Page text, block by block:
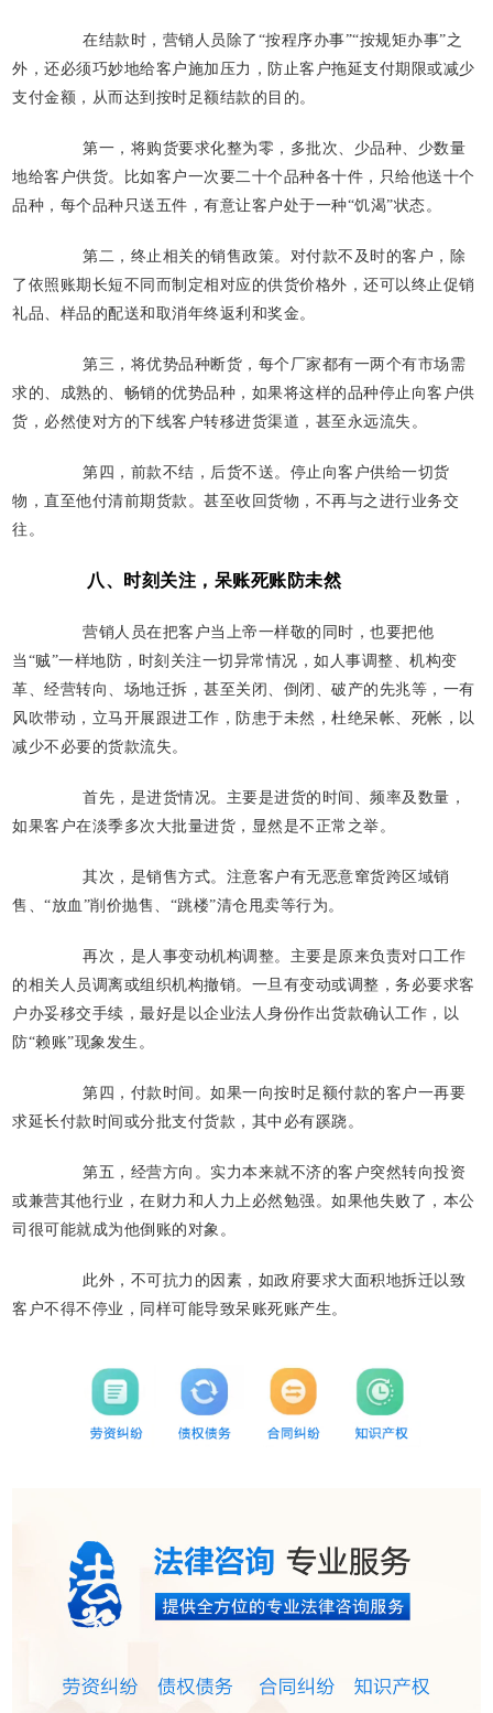
在结款时，营销人员除了“按程序办事”“按规矩办事”之
外，还必须巧妙地给客户施加压力，防止客户拖延支付期限或减少
支付金额，从而达到按时足额结款的目的。
第一，将购货要求化整为零，多批次、少品种、少数量
地给客户供货。比如客户一次要二十个品种各十件，只给他送十个
品种，每个品种只送五件，有意让客户处于一种“饥渴”状态。
第二，终止相关的销售政策。对付款不及时的客户，除
了依照账期长短不同而制定相对应的供货价格外，还可以终止促销
礼品、样品的配送和取消年终返利和奖金。
第三，将优势品种断货，每个厂家都有一两个有市场需
求的、成熟的、畅销的优势品种，如果将这样的品种停止向客户供
货，必然使对方的下线客户转移进货渠道，甚至永远流失。
第四，前款不结，后货不送。停止向客户供给一切货
物，直至他付清前期货款。甚至收回货物，不再与之进行业务交
往。
八、时刻关注，呆账死账防未然
营销人员在把客户当上帝一样敬的同时，也要把他
当“贼”一样地防，时刻关注一切异常情况，如人事调整、机构变
革、经营转向、场地迁拆，甚至关闭、倒闭、破产的先兆等，一有
风吹带动，立马开展跟进工作，防患于未然，杜绝呆帐、死帐，以
减少不必要的货款流失。
首先，是进货情况。主要是进货的时间、频率及数量，
如果客户在淡季多次大批量进货，显然是不正常之举。
其次，是销售方式。注意客户有无恶意窜货跨区域销
售、“放血”削价抛售、“跳楼”清仓甩卖等行为。
再次，是人事变动机构调整。主要是原来负责对口工作
的相关人员调离或组织机构撤销。一旦有变动或调整，务必要求客
户办妥移交手续，最好是以企业法人身份作出货款确认工作，以
防“赖账”现象发生。
第四，付款时间。如果一向按时足额付款的客户一再要
求延长付款时间或分批支付货款，其中必有蹊跷。
第五，经营方向。实力本来就不济的客户突然转向投资
或兼营其他行业，在财力和人力上必然勉强。如果他失败了，本公
司很可能就成为他倒账的对象。
此外，不可抗力的因素，如政府要求大面积地拆迁以致
客户不得不停业，同样可能导致呆账死账产生。